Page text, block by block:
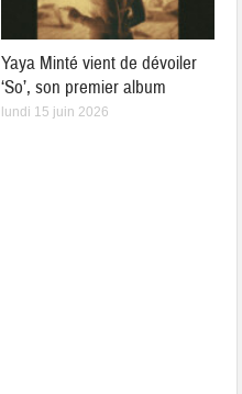
Yaya Minté vient de dévoiler
‘So’, son premier album
lundi 15 juin 2026